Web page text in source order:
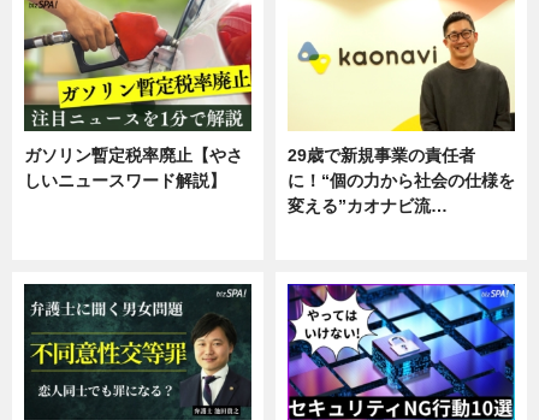
ガソリン暫定税率廃止【やさ
しいニュースワード解説】
29歳で新規事業の責任者
に！“個の力から社会の仕様を
変える”カオナビ流…